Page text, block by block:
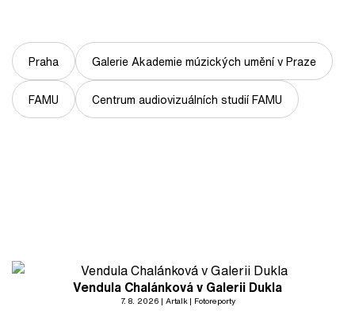
Praha Galerie Akademie múzických umění v Praze
FAMU Centrum audiovizuálních studií FAMU
Vendula Chalánková v Galerii Dukla
7. 8. 2026 Artalk Fotoreporty